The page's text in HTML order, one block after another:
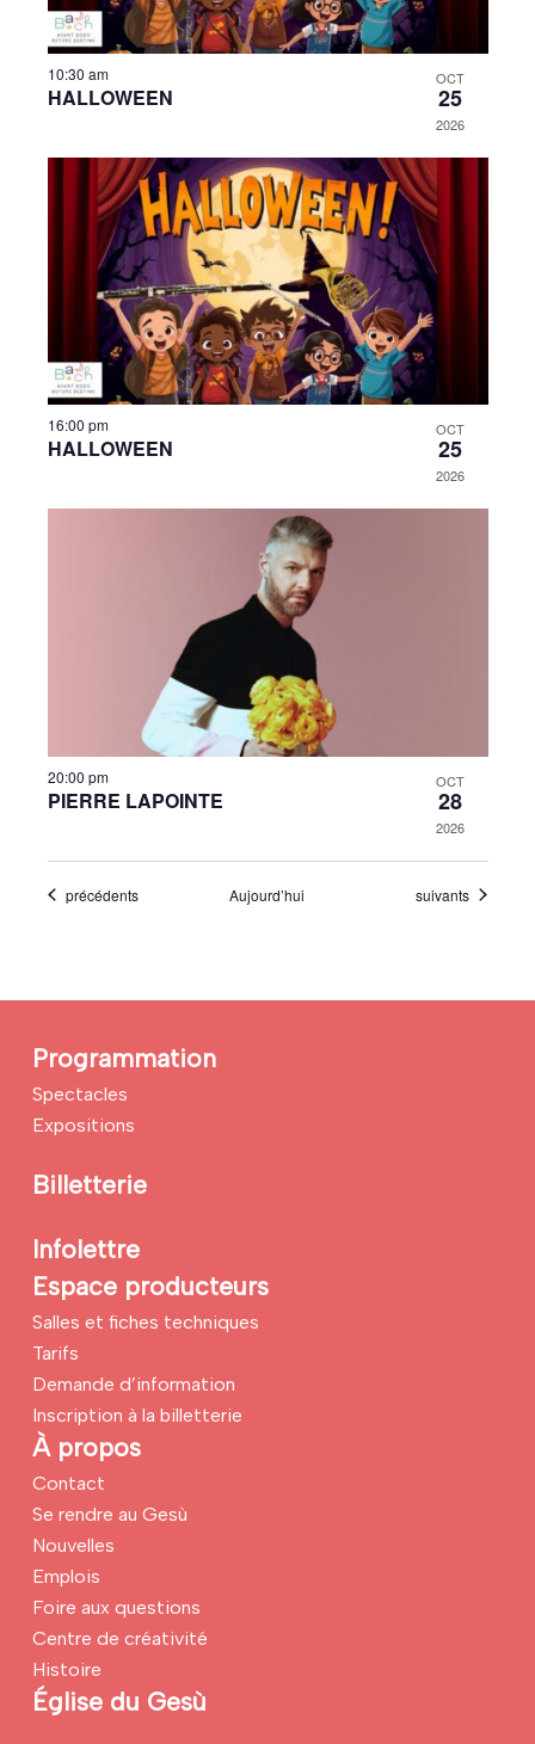
10:30 am
HALLOWEEN
OCT
25
2026
16:00 pm
HALLOWEEN
OCT
25
2026
20:00 pm
PIERRE LAPOINTE
OCT
28
2026
Évènements
précédents Aujourd’hui Évènements
suivants
Programmation
Spectacles
Expositions
Billetterie
Infolettre
Espace producteurs
Salles et fiches techniques
Tarifs
Demande d’information
Inscription à la billetterie
À propos
Contact
Se rendre au Gesù
Nouvelles
Emplois
Foire aux questions
Centre de créativité
Histoire
Église du Gesù